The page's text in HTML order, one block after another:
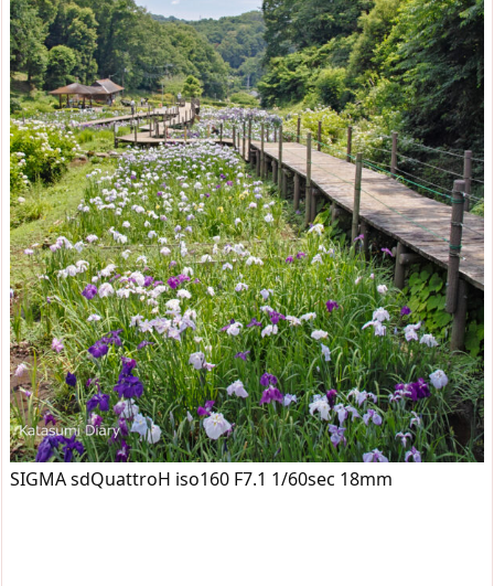
SIGMA sdQuattroH iso160 F7.1 1/60sec 18mm